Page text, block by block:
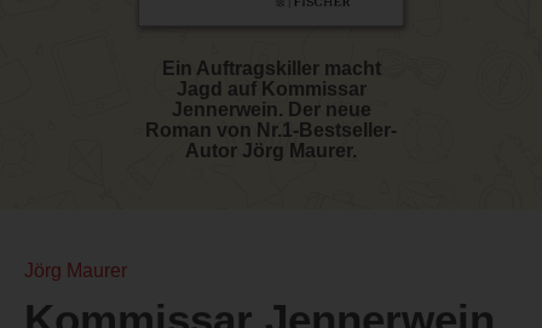
Ein Auftragskiller macht
Jagd auf Kommissar
Jennerwein. Der neue
Roman von Nr.1-Bestseller-
Autor Jörg Maurer.
Jörg Maurer